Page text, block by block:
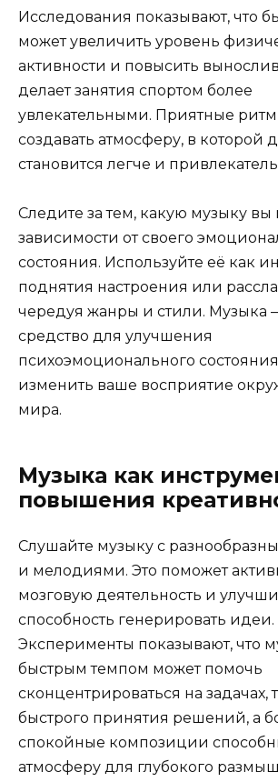
Исследования показывают, что
может увеличить уровень
активности и повысить
делает занятия спортом более
увлекательными. Приятные
создавать атмосферу, в которой
становится легче и
Следите за тем, какую музыку вы
зависимости от своего
состояния. Используйте её как
поднятия настроения или
чередуя жанры и стили. Музыка
средство для улучшения
психоэмоционального
изменить ваше восприятие
мира.
Музыка как
повышения
Слушайте музыку с
и мелодиями. Это поможет
мозговую деятельность и
способность генерировать идеи.
Эксперименты показывают, что
быстрым темпом может помочь
сконцентрироваться на
быстрого принятия решений, а
спокойные композиции
атмосферу для глубокого